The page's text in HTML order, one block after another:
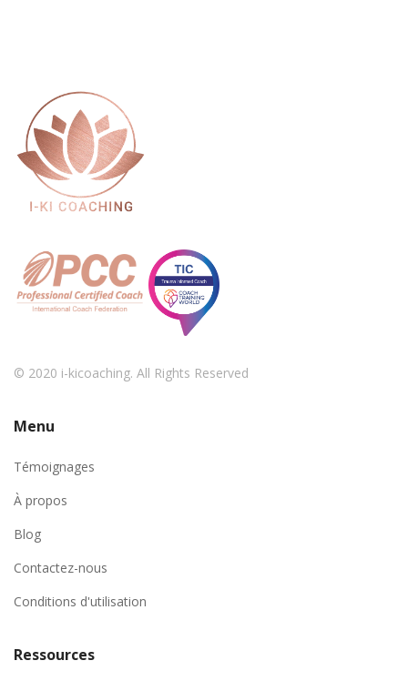
© 2020 i-kicoaching. All Rights Reserved
Menu
Témoignages
À propos
Blog
Contactez-nous
Conditions d'utilisation
Ressources